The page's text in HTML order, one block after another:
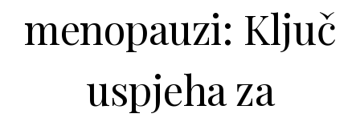
menopauzi: Ključ
uspjeha za